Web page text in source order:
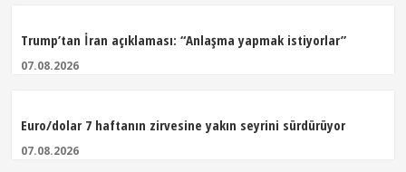
Trump’tan İran açıklaması: “Anlaşma yapmak istiyorlar”
07.08.2026
Euro/dolar 7 haftanın zirvesine yakın seyrini sürdürüyor
07.08.2026